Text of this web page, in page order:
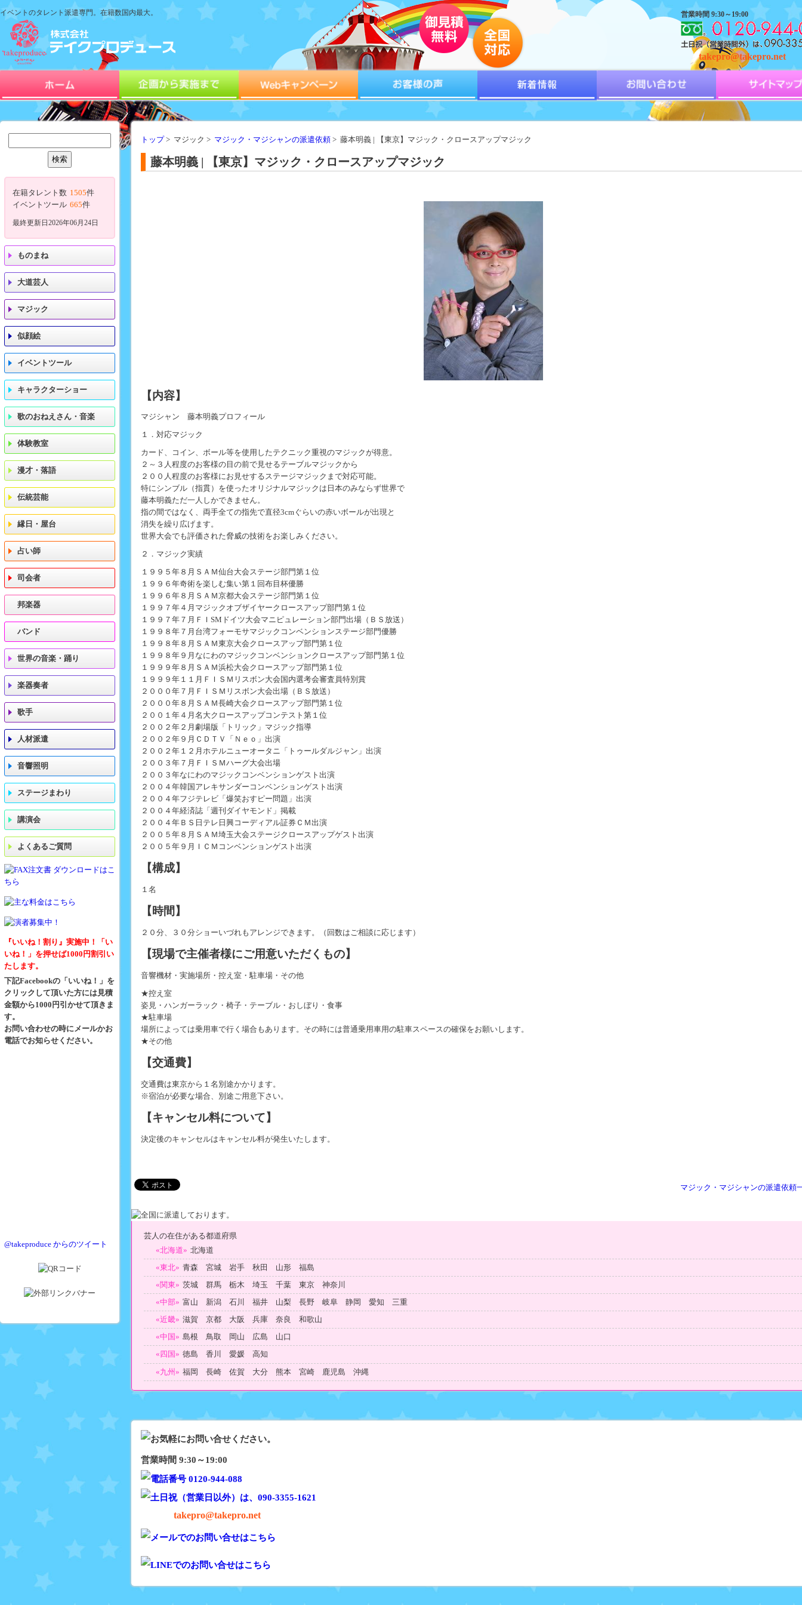
イベントのタレント派遣専門。在籍数国内最大。 営業時間 9:30～19:00
takepro@takepro.net
トップ> マジック > マジック・マジシャンの派遣依頼 > 藤本明義 | 【東京】マジック・クロースアップマジック
藤本明義 | 【東京】マジック・クロースアップマジック
【内容】
マジシャン 藤本明義プロフィール
１．対応マジック
カード、コイン、ボール等を使用したテクニック重視のマジックが得意。
２～３人程度のお客様の目の前で見せるテーブルマジックから
２００人程度のお客様にお見せするステージマジックまで対応可能。
特にシンブル（指貫）を使ったオリジナルマジックは日本のみならず世界で
藤本明義ただ一人しかできません。
指の間ではなく、両手全ての指先で直径3cmぐらいの赤いボールが出現と
消失を繰り広げます。
世界大会でも評価された脅威の技術をお楽しみください。
２．マジック実績
１９９５年８月ＳＡＭ仙台大会ステージ部門第１位
１９９６年奇術を楽しむ集い第１回布目杯優勝
１９９６年８月ＳＡＭ京都大会ステージ部門第１位
１９９７年４月マジックオブザイヤークロースアップ部門第１位
１９９７年７月ＦＩSMドイツ大会マニピュレーション部門出場（ＢＳ放送）
１９９８年７月台湾フォーモサマジックコンベンションステージ部門優勝
１９９８年８月ＳＡＭ東京大会クロースアップ部門第１位
１９９８年９月なにわのマジックコンベンションクロースアップ部門第１位
１９９９年８月ＳＡＭ浜松大会クロースアップ部門第１位
１９９９年１１月ＦＩＳＭリスボン大会国内選考会審査員特別賞
２０００年７月ＦＩＳＭリスボン大会出場（ＢＳ放送）
２０００年８月ＳＡＭ長崎大会クロースアップ部門第１位
２００１年４月名大クロースアップコンテスト第１位
２００２年２月劇場版「トリック」マジック指導
２００２年９月ＣＤＴＶ「Ｎｅｏ」出演
２００２年１２月ホテルニューオータニ「トゥールダルジャン」出演
２００３年７月ＦＩＳＭハーグ大会出場
２００３年なにわのマジックコンベンションゲスト出演
２００４年韓国アレキサンダーコンベンションゲスト出演
２００４年フジテレビ「爆笑おすピー問題」出演
２００４年経済誌「週刊ダイヤモンド」掲載
２００４年ＢＳ日テレ日興コーディアル証券ＣＭ出演
２００５年８月ＳＡＭ埼玉大会ステージクロースアップゲスト出演
２００５年９月ＩＣＭコンベンションゲスト出演
【構成】
１名
【時間】
２０分、３０分ショーいづれもアレンジできます。（回数はご相談に応じます）
【現場で主催者様にご用意いただくもの】
音響機材・実施場所・控え室・駐車場・その他
★控え室
姿見・ハンガーラック・椅子・テーブル・おしぼり・食事
★駐車場
場所によっては乗用車で行く場合もあります。その時には普通乗用車用の駐車スペースの確保をお願いします。
★その他
【交通費】
交通費は東京から１名別途かかります。
※宿泊が必要な場合、別途ご用意下さい。
【キャンセル料について】
決定後のキャンセルはキャンセル料が発生いたします。
マジック・マジシャンの派遣依頼
芸人の在住がある都道府県
«北海道» 北海道
«東北» 青森 宮城 岩手 秋田 山形 福島
«関東» 茨城 群馬 栃木 埼玉 千葉 東京 神奈川
«中部» 富山 新潟 石川 福井 山梨 長野 岐阜 静岡 愛知 三重
«近畿» 滋賀 京都 大阪 兵庫 奈良 和歌山
«中国» 島根 鳥取 岡山 広島 山口
«四国» 徳島 香川 愛媛 高知
«九州» 福岡 長崎 佐賀 大分 熊本 宮崎 鹿児島 沖縄
営業時間 9:30～19:00
takepro@takepro.net
在籍タレント数 1505件
イベントツール 665件
最終更新日2026年06月24日
ものまね
大道芸人
マジック
似顔絵
イベントツール
キャラクターショー
歌のおねえさん・音楽
体験教室
漫才・落語
伝統芸能
縁日・屋台
占い師
司会者
邦楽器
バンド
世界の音楽・踊り
楽器奏者
歌手
人材派遣
音響照明
ステージまわり
講演会
よくあるご質問
『いいね！割り』実施中！「い
いね！」を押せば1000円割引い
たします。
下記Facebookの「いいね！」を
クリックして頂いた方には見積
金額から1000円引かせて頂きま
す。
お問い合わせの時にメールかお
電話でお知らせください。
@takeproduce からのツイート